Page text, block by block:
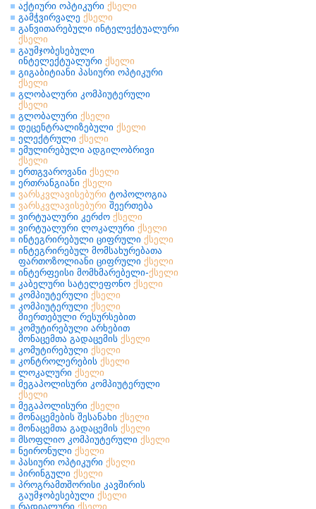
აქტიური ოპტიკური ქსელი
გამჭვირვალე ქსელი
განვითარებული ინტელექტუალური
ქსელი
გაუმჯობესებული
ინტელექტუალური ქსელი
გიგაბიტიანი პასიური ოპტიკური
ქსელი
გლობალური კომპიუტერული
ქსელი
გლობალური ქსელი
დეცენტრალიზებული ქსელი
ელექტრული ქსელი
ემულირებული ადგილობრივი
ქსელი
ერთგვაროვანი ქსელი
ერთრანგიანი ქსელი
ვარსკვლავისებური ტოპოლოგია
ვარსკვლავისებური შეერთება
ვირტუალური კერძო ქსელი
ვირტუალური ლოკალური ქსელი
ინტეგრირებული ციფრული ქსელი
ინტეგრირებულ მომსახურებათა
ფართოზოლიანი ციფრული ქსელი
ინტერფეისი მომხმარებელი-ქსელი
კაბელური სატელეფონო ქსელი
კომპიუტერული ქსელი
კომპიუტერული ქსელი
მიერთებული რესურსებით
კომუტირებული არხებით
მონაცემთა გადაცემის ქსელი
კომუტირებული ქსელი
კონტროლერების ქსელი
ლოკალური ქსელი
მეგაპოლისური კომპიუტერული
ქსელი
მეგაპოლისური ქსელი
მონაცემების შესანახი ქსელი
მონაცემთა გადაცემის ქსელი
მსოფლიო კომპიუტერული ქსელი
ნეირონული ქსელი
პასიური ოპტიკური ქსელი
პირინგული ქსელი
პროგრამთშორისი კავშირის
გაუმჯობესებული ქსელი
რადიალური ქსელი